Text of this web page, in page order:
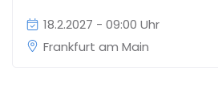
18.2.2027 - 09:00 Uhr
Frankfurt am Main